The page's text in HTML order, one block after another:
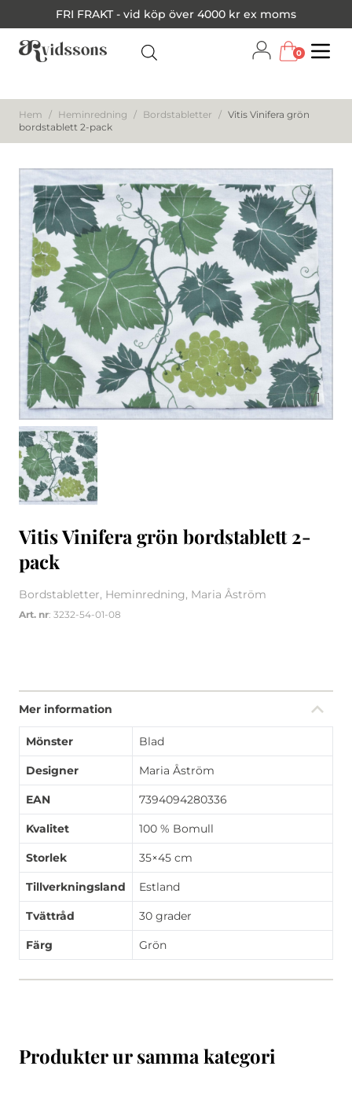
FRI FRAKT - vid köp över 4000 kr ex moms
0
Hem / Heminredning / Bordstabletter / Vitis Vinifera grön
bordstablett 2-pack
1/1
Vitis Vinifera grön bordstablett 2-
pack
Bordstabletter, Heminredning, Maria Åström
Art. nr: 3232-54-01-08
Mer information
Mönster Blad
Designer Maria Åström
EAN 7394094280336
Kvalitet 100 % Bomull
Storlek 35×45 cm
Tillverkningsland Estland
Tvättråd 30 grader
Färg Grön
Produkter ur samma kategori